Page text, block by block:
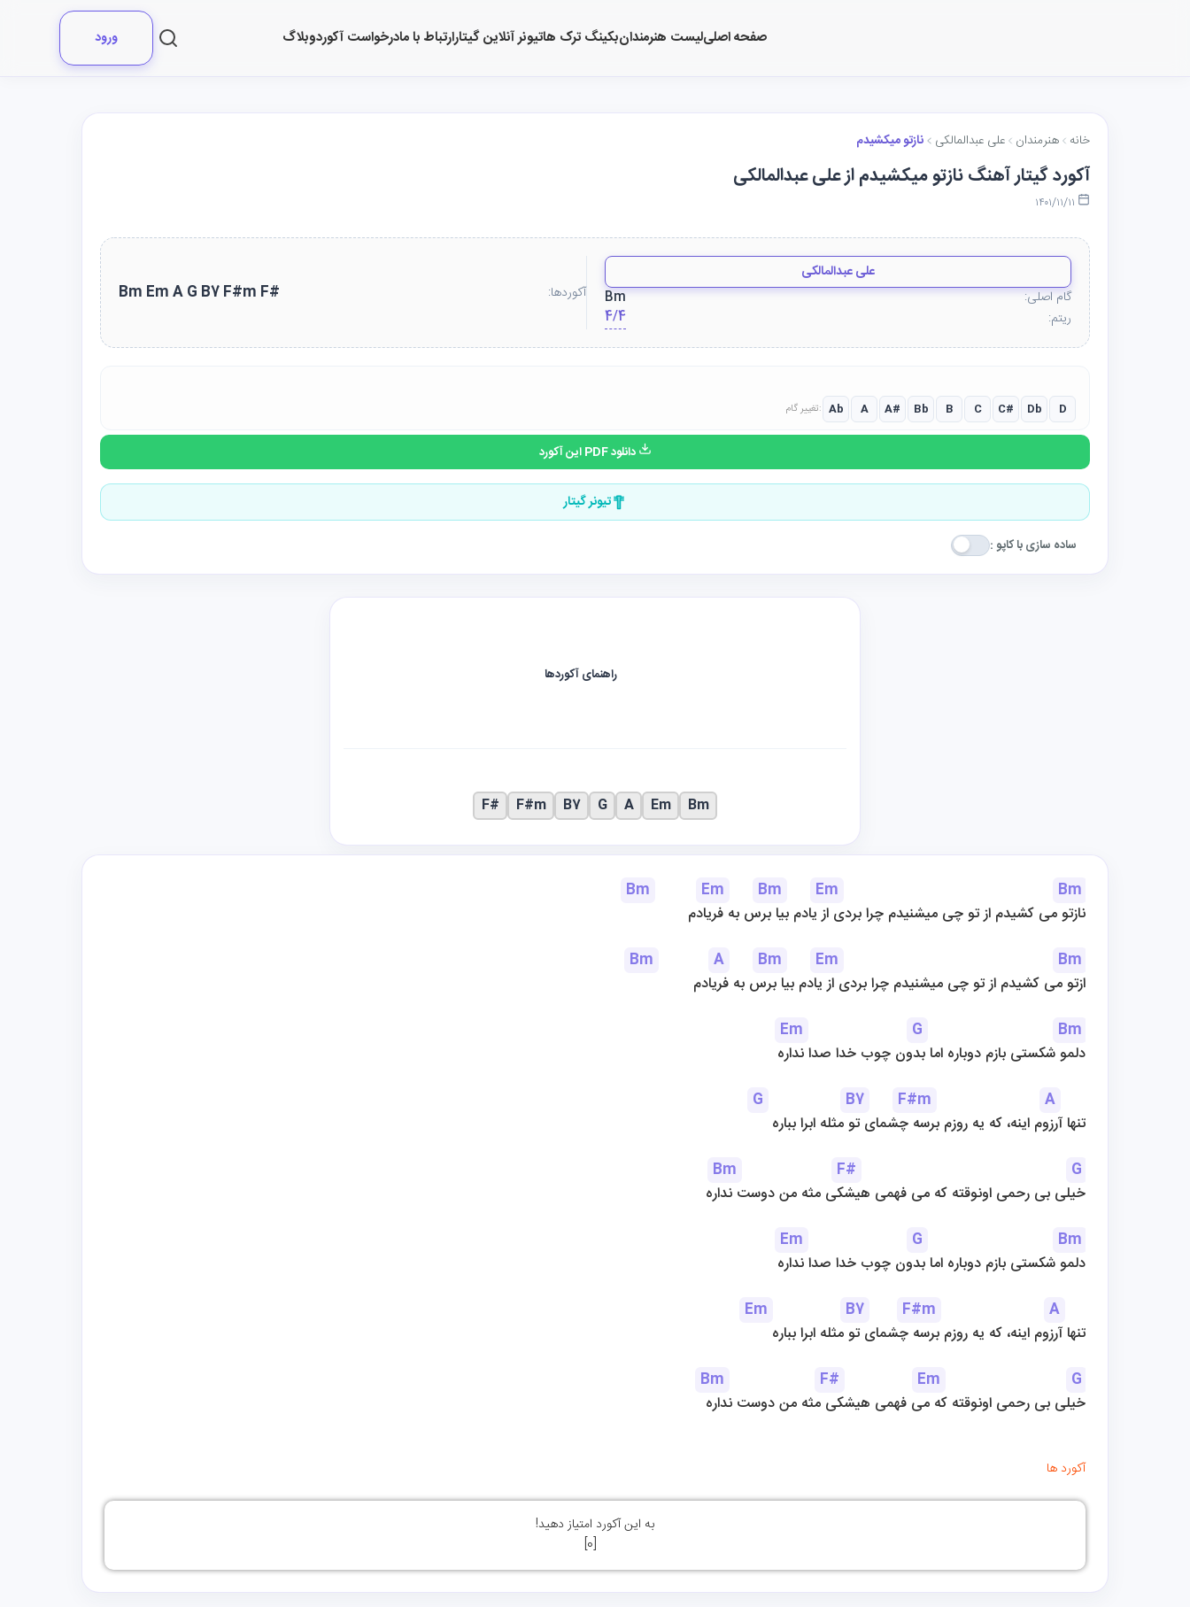
صفحه اصلیلیست هنرمندانبکینگ ترک هاتیونر آنلاین گیتارارتباط با مادرخواست آکوردوبلاگ ورود
خانه هنرمندان علی عبدالمالکی نازتو میکشیدم
آکورد گیتار آهنگ نازتو میکشیدم از علی عبدالمالکی
علی عبدالمالکی
گام اصلی:
Bm
ریتم:
4/4
آکوردها: Bm Em A G B7 F#m F#
تغییر گام: Ab A A# Bb B C C# Db D
دانلود PDF این آکورد
تیونر گیتار
ساده سازی با کاپو :
Bm Em Bm Em
Bm
نازتو می کشیدم از تو چی میشنیدم چرا بردی از یادم بیا برس به فریادم
Bm
A Bm Em
Bm
ازتو می کشیدم از تو چی میشنیدم چرا بردی از یادم بیا برس به فریادم
Em
G
Bm
دلمو شکستی بازم دوباره اما بدون چوب خدا صدا نداره
G
B7 F#m
A
تنها آرزوم اینه، که یه روزم برسه چشمای تو مثله ابرا بباره
Bm
F#
G
خیلی بی رحمی اونوقته که می فهمی هیشکی مثه من دوست نداره
Em
G
Bm
دلمو شکستی بازم دوباره اما بدون چوب خدا صدا نداره
Em
B7 F#m
A
تنها آرزوم اینه، که یه روزم برسه چشمای تو مثله ابرا بباره
Bm
F# Em
G
خیلی بی رحمی اونوقته که می فهمی هیشکی مثه من دوست نداره
آکورد ها
به این آکورد امتیاز دهید!
[
0
]
راهنمای آکوردها
Bm
Em
A
G
B7
F#m
F#